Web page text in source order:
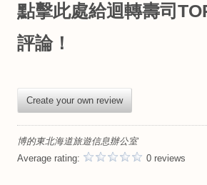
點擊此處給迴轉壽司
評論！
Create your own review
博的東北海道旅遊信息辦公室
Average rating:
0 reviews